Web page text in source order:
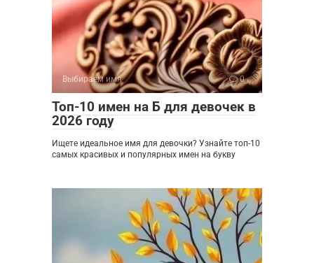
Выбираем имя 0
Топ-10 имен на Б для девочек в
2026 году
Ищете идеальное имя для девочки? Узнайте топ-10
самых красивых и популярных имен на букву